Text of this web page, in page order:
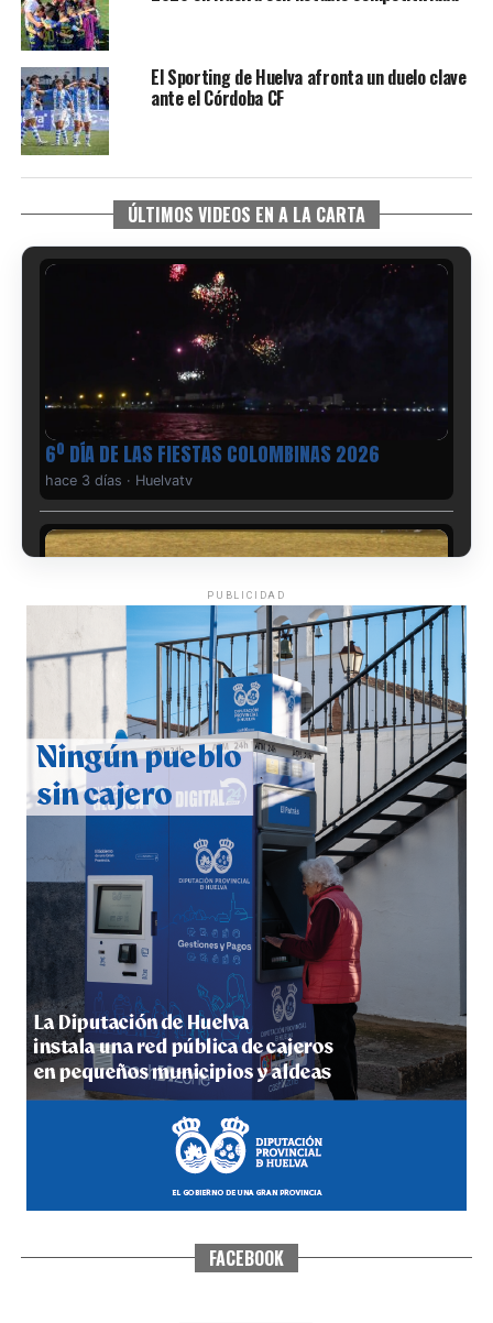
El Sporting de Huelva afronta un duelo clave
ante el Córdoba CF
ÚLTIMOS VIDEOS EN A LA CARTA
6º DÍA DE LAS FIESTAS COLOMBINAS 2026
hace 3 días · Huelvatv
QUINTA CORRIDA DE LAS FIESTAS COLOMBINAS
2026
hace 4 días Huelvatv
5º DÍA DE LAS FIESTAS COLOMBINAS 2026
hace 4 días ·Huelvatv
CUARTA CORRIDA DE LAS FIESTAS COLOMBINAS
PUBLICIDAD
FACEBOOK